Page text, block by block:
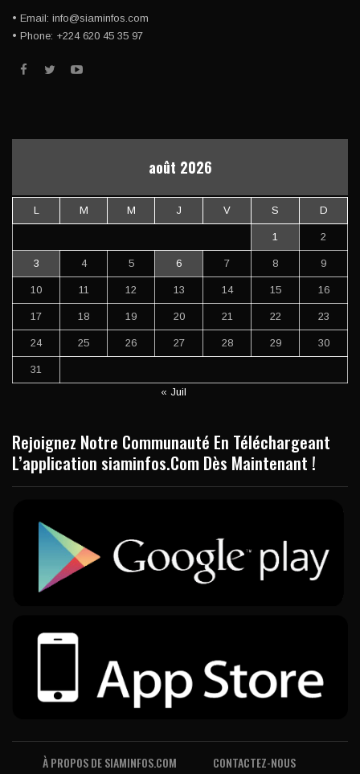
• Email: info@siaminfos.com
• Phone: +224 620 45 35 97
août 2026
L M M J V S D
1 2
3 4 5 6 7 8 9
10 11 12 13 14 15 16
17 18 19 20 21 22 23
24 25 26 27 28 29 30
31
« Juil
Rejoignez Notre Communauté En Téléchargeant
L’application siaminfos.Com Dès Maintenant !
À PROPOS DE SIAMINFOS.COM CONTACTEZ-NOUS